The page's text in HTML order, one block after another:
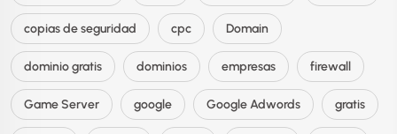
copias de seguridad cpc Domain
dominio gratis dominios empresas firewall
Game Server google Google Adwords gratis